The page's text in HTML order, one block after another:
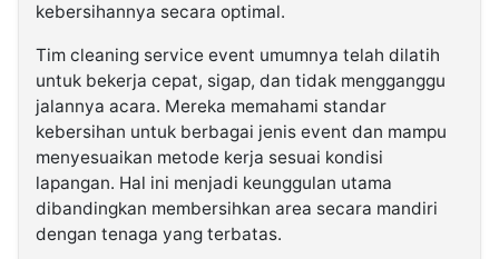
kebersihannya secara optimal.
Tim cleaning service event umumnya telah dilatih
untuk bekerja cepat, sigap, dan tidak mengganggu
jalannya acara. Mereka memahami standar
kebersihan untuk berbagai jenis event dan mampu
menyesuaikan metode kerja sesuai kondisi
lapangan. Hal ini menjadi keunggulan utama
dibandingkan membersihkan area secara mandiri
dengan tenaga yang terbatas.